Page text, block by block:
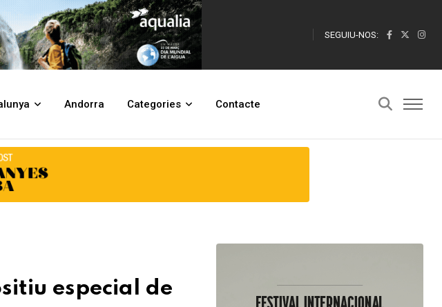
SEGUIU-NOS:
Andorra Categories Contacte
especial de